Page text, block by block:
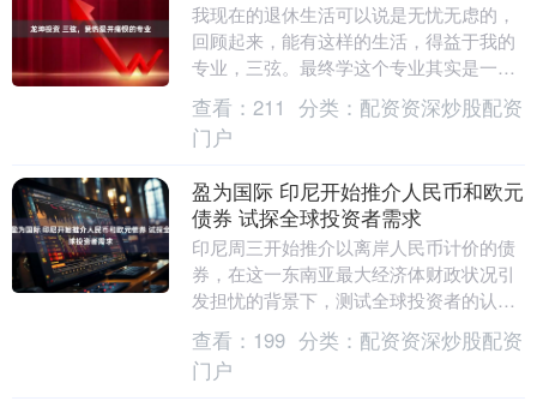
我现在的退休生活可以说是无忧无虑的，
回顾起来，能有这样的生活，得益于我的
专业，三弦。最终学这个专业其实是一次
机缘巧合。 我出生在一个普通的小林业
局。那个时候，女....
查看： 211 分类： 配资资深炒股配资
门户
盈为国际 印尼开始推介人民币和欧元
债券 试探全球投资者需求
印尼周三开始推介以离岸人民币计价的债
券，在这一东南亚最大经济体财政状况引
发担忧的背景下，测试全球投资者的认购
意愿。据知情人士透露，印尼政府计划发
行基准规模，期限....
查看： 199 分类： 配资资深炒股配资
门户